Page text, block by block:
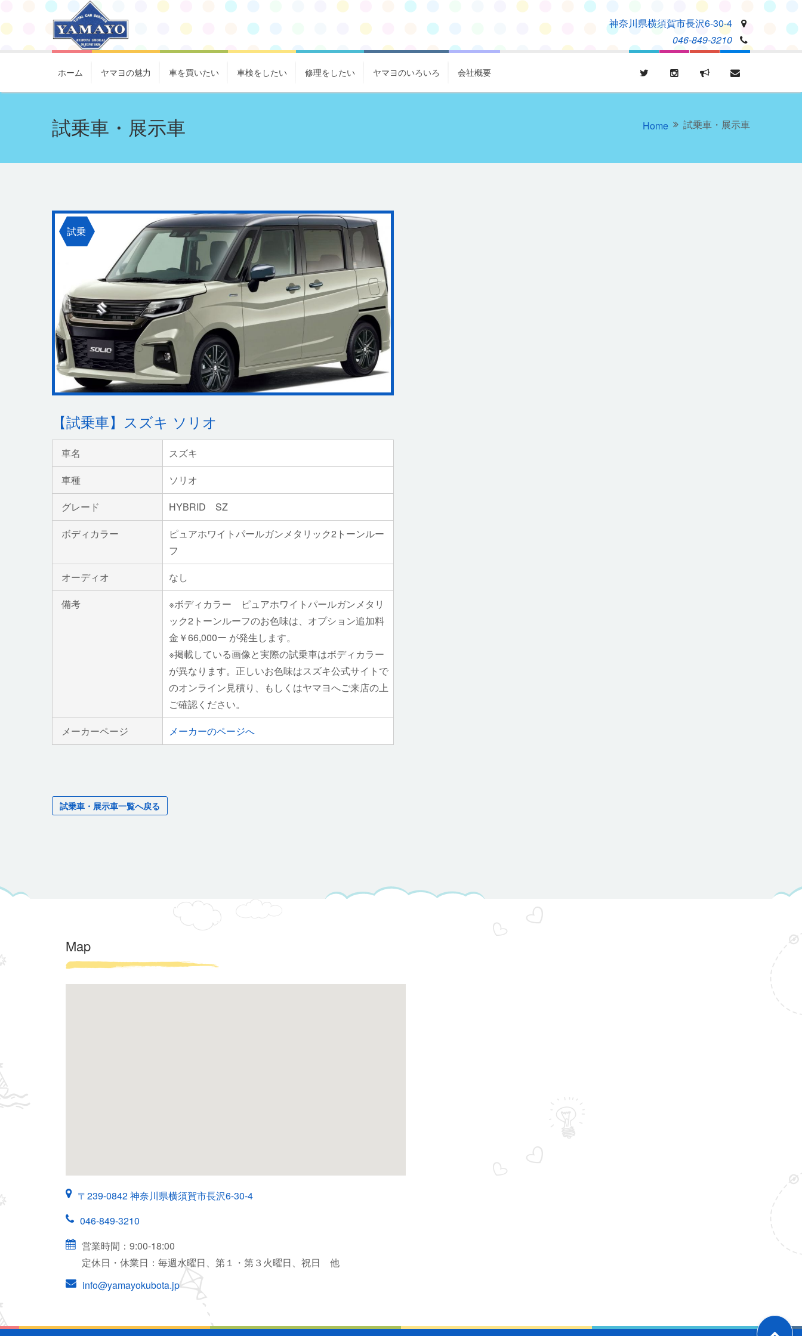
神奈川県横須賀市長沢6-30-4
046-849-3210
ホーム ヤマヨの魅力 車を買いたい 車検をしたい 修理をしたい ヤマヨのいろいろ 会社概要
試乗車・展示車 Home 試乗車・展示車
試乗
【試乗車】スズキ ソリオ
車名
スズキ
車種
ソリオ
グレード
HYBRID SZ
ボディカラー
ピュアホワイトパールガンメタリック2トーンルー
フ
オーディオ
なし
備考
※ボディカラー ピュアホワイトパールガンメタリ
ック2トーンルーフのお色味は、オプション追加料
金￥66,000ー が発生します。
※掲載している画像と実際の試乗車はボディカラー
が異なります。正しいお色味はスズキ公式サイトで
のオンライン見積り、もしくはヤマヨへご来店の上
ご確認ください。
メーカーページ
メーカーのページへ
試乗車・展示車一覧へ戻る
Map
〒239-0842 神奈川県横須賀市長沢6-30-4
046-849-3210
営業時間：9:00-18:00
定休日・休業日：毎週水曜日、第１・第３火曜日、祝日 他
info@yamayokubota.jp